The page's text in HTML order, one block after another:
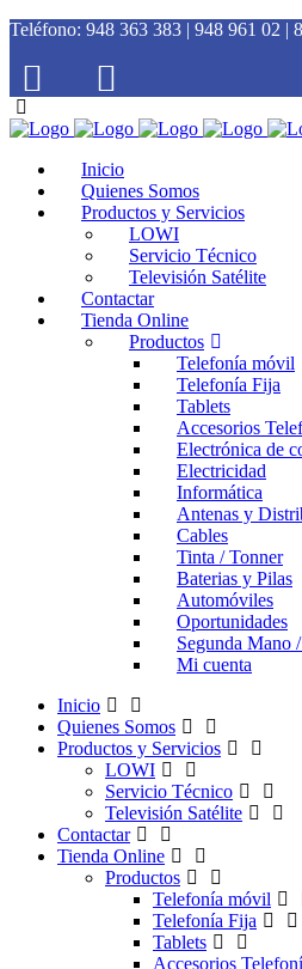
Teléfono: 948 363 383 | 948 961 02 |
Inicio
Quienes Somos
Productos y Servicios
LOWI
Servicio Técnico
Televisión Satélite
Contactar
Tienda Online
Productos
Telefonía móvil
Telefonía Fija
Tablets
Accesorios
Electrónica de
Electricidad
Informática
Antenas y
Cables
Tinta / Tonner
Baterias y Pilas
Automóviles
Oportunidades
Segunda Mano
Mi cuenta
Inicio
Quienes Somos
Productos y Servicios
LOWI
Servicio Técnico
Televisión Satélite
Contactar
Tienda Online
Productos
Telefonía móvil
Telefonía Fija
Tablets
Accesorios